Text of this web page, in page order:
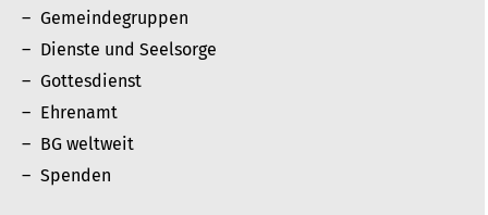
Gemeindegruppen
Dienste und Seelsorge
Gottesdienst
Ehrenamt
BG weltweit
Spenden